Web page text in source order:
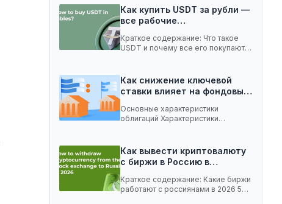
Как купить USDT за рубли —
все рабочие…
Краткое содержание: Что такое
USDT и почему все его покупают 5
Как снижение ключевой
ставки влияет на фондовый
Основные характеристики
облигаций Характеристики
ключевой…
Как вывести криптовалюту
с биржи в Россию в…
Краткое содержание: Какие биржи
работают с россиянами в 2026 5